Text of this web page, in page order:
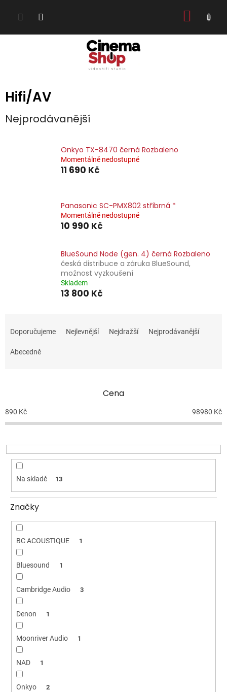
Hifi/AV
Nejprodávanější
Onkyo TX-8470 černá Rozbaleno
Momentálně nedostupné
11 690 Kč
Panasonic SC-PMX802 stříbrná *
Momentálně nedostupné
10 990 Kč
BlueSound Node (gen. 4) černá Rozbaleno
česká distribuce a záruka BlueSound,
možnost vyzkoušení
Skladem
13 800 Kč
a
e
o
d
k
t
Doporučujeme Nejlevnější Nejdražší Nejprodávanější
Abecedně
Cena
890 Kč 98980 Kč
Na skladě 13
Značky
BC ACOUSTIQUE 1
Bluesound 1
Cambridge Audio 3
Denon 1
Moonriver Audio 1
NAD 1
Onkyo 2